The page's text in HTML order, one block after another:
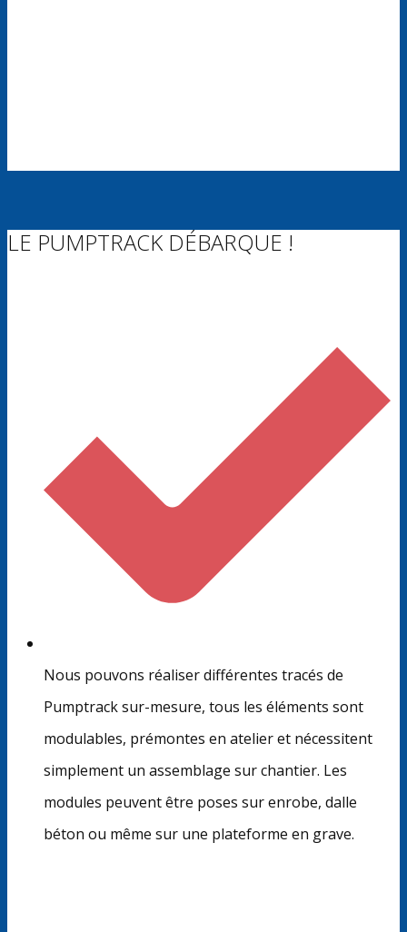
LE PUMPTRACK DÉBARQUE !
Nous pouvons réaliser différentes tracés de
Pumptrack sur-mesure, tous les éléments sont
modulables, prémontes en atelier et nécessitent
simplement un assemblage sur chantier. Les
modules peuvent être poses sur enrobe, dalle
béton ou même sur une plateforme en grave.